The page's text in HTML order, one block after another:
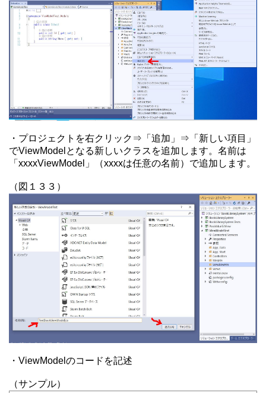
・プロジェクトを右クリック⇒「追加」⇒「新しい項目」
でViewModelとなる新しいクラスを追加します。名前は
「xxxxViewModel」（xxxxは任意の名前）で追加します。
（図１３３）
・ViewModelのコードを記述
（サンプル）